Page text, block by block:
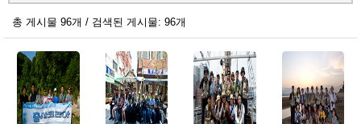
총 게시물 96개 / 검색된 게시물: 96개